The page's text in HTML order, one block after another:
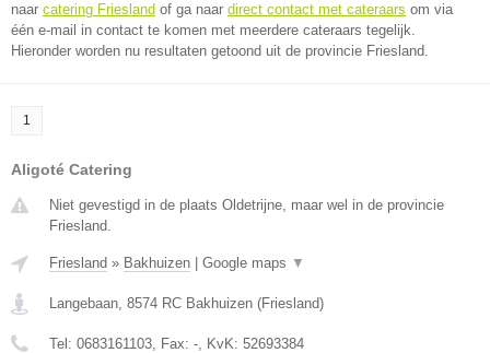
naar catering Friesland of ga naar direct contact met cateraars om via
één e-mail in contact te komen met meerdere cateraars tegelijk.
Hieronder worden nu resultaten getoond uit de provincie Friesland.
1
Aligoté Catering
Niet gevestigd in de plaats Oldetrijne, maar wel in de provincie
Friesland.
Friesland » Bakhuizen Google maps ▼
Langebaan, 8574 RC Bakhuizen (Friesland)
Tel: 0683161103, Fax: -, KvK: 52693384